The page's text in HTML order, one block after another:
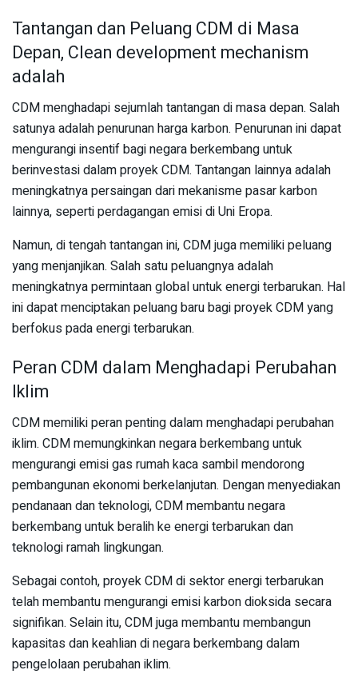
Tantangan dan Peluang CDM di Masa
Depan, Clean development mechanism
adalah
CDM menghadapi sejumlah tantangan di masa depan. Salah
satunya adalah penurunan harga karbon. Penurunan ini dapat
mengurangi insentif bagi negara berkembang untuk
berinvestasi dalam proyek CDM. Tantangan lainnya adalah
meningkatnya persaingan dari mekanisme pasar karbon
lainnya, seperti perdagangan emisi di Uni Eropa.
Namun, di tengah tantangan ini, CDM juga memiliki peluang
yang menjanjikan. Salah satu peluangnya adalah
meningkatnya permintaan global untuk energi terbarukan. Hal
ini dapat menciptakan peluang baru bagi proyek CDM yang
berfokus pada energi terbarukan.
Peran CDM dalam Menghadapi Perubahan
Iklim
CDM memiliki peran penting dalam menghadapi perubahan
iklim. CDM memungkinkan negara berkembang untuk
mengurangi emisi gas rumah kaca sambil mendorong
pembangunan ekonomi berkelanjutan. Dengan menyediakan
pendanaan dan teknologi, CDM membantu negara
berkembang untuk beralih ke energi terbarukan dan
teknologi ramah lingkungan.
Sebagai contoh, proyek CDM di sektor energi terbarukan
telah membantu mengurangi emisi karbon dioksida secara
signifikan. Selain itu, CDM juga membantu membangun
kapasitas dan keahlian di negara berkembang dalam
pengelolaan perubahan iklim.